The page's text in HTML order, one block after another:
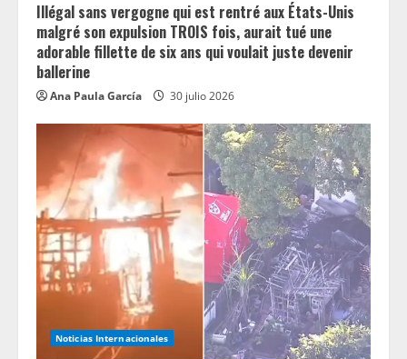
Illégal sans vergogne qui est rentré aux États-Unis
malgré son expulsion TROIS fois, aurait tué une
adorable fillette de six ans qui voulait juste devenir
ballerine
Ana Paula García 30 julio 2026
Noticias Internacionales